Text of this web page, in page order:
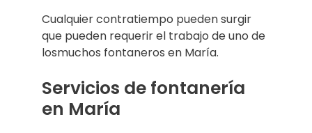
Cualquier contratiempo pueden surgir
que pueden requerir el trabajo de uno de
losmuchos fontaneros en María.
Servicios de fontanería
en María